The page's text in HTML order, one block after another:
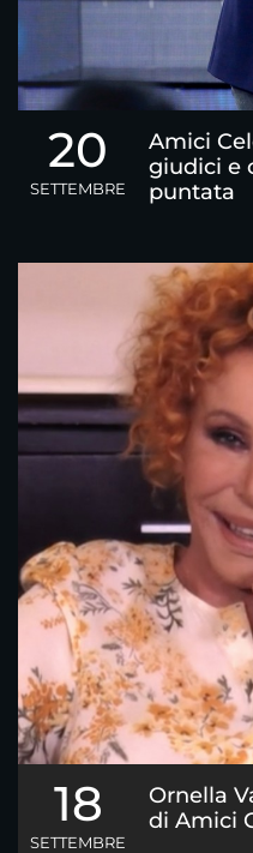
20
SETTEMBRE
Amici
giudici e
puntata
18
SETTEMBRE
Ornella
di Amici